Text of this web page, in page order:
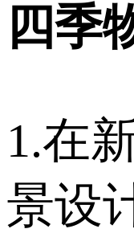
四季
1.在
景设